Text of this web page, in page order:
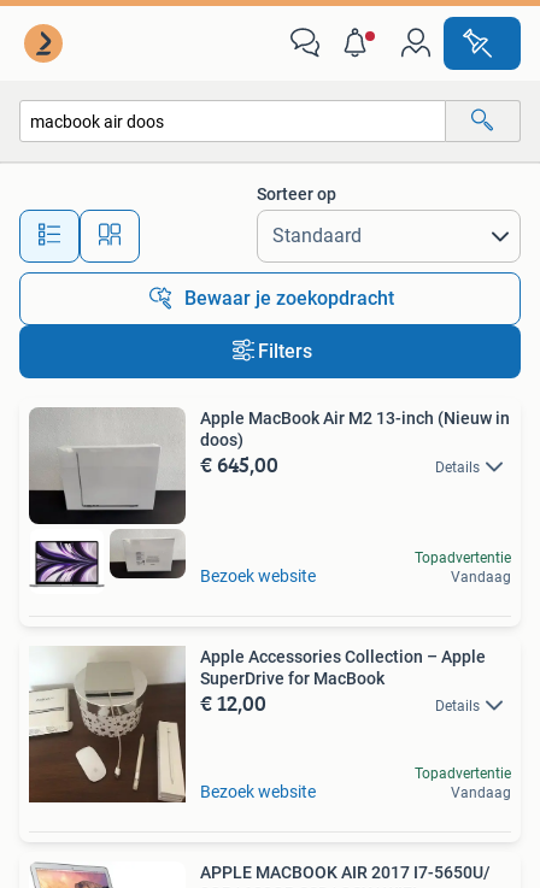
Alle afstanden…
Sorteer op
Bewaar je zoekopdracht
Filters
Apple MacBook Air M2 13-inch (Nieuw in
doos)
€ 645,00 Details
Bezoek website
Topadvertentie
Vandaag
Apple Accessories Collection – Apple
SuperDrive for MacBook
€ 12,00 Details
Bezoek website
Topadvertentie
Vandaag
APPLE MACBOOK AIR 2017 I7-5650U/